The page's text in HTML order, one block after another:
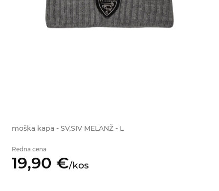
moška kapa - SV.SIV MELANŽ - L
Redna cena
19,90 €/kos